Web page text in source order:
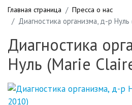
Главная страница Пресса о нас
Диагностика организма, д-р
Диагностика
Нуль (Marie